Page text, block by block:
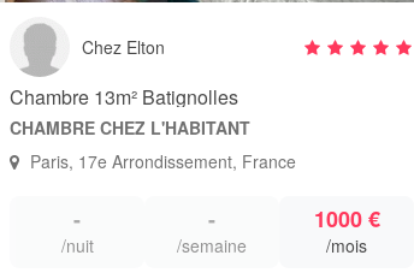
Chez Elton
Chambre 13m² Batignolles
CHAMBRE CHEZ L'HABITANT
Paris, 17e Arrondissement, France
-
/nuit
-
/semaine
1000 €
/mois